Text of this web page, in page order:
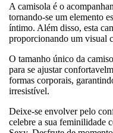
A camisola é o
tornando-se um elemento
íntimo. Além disso, esta
proporcionando um visual
O tamanho único da
para se ajustar
formas corporais,
irresistível.
Deixe-se envolver pelo
celebre a sua feminilidade